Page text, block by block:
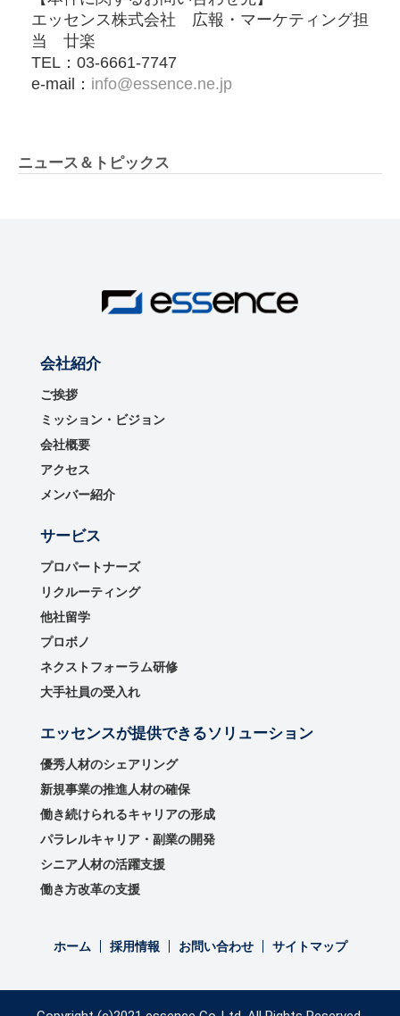
エッセンス株式会社 広報・マーケティング担
当 廿楽
TEL：03-6661-7747
e-mail： info@essence.ne.jp
ニュース＆トピックス
会社紹介
ご挨拶
ミッション・ビジョン
会社概要
アクセス
メンバー紹介
サービス
プロパートナーズ
リクルーティング
他社留学
プロボノ
ネクストフォーラム研修
大手社員の受入れ
エッセンスが提供できるソリューション
優秀⼈材のシェアリング
新規事業の推進⼈材の確保
働き続けられるキャリアの形成
パラレルキャリア・副業の開発
シニア人材の活躍支援
働き方改革の支援
ホーム 採用情報 お問い合わせ サイトマップ